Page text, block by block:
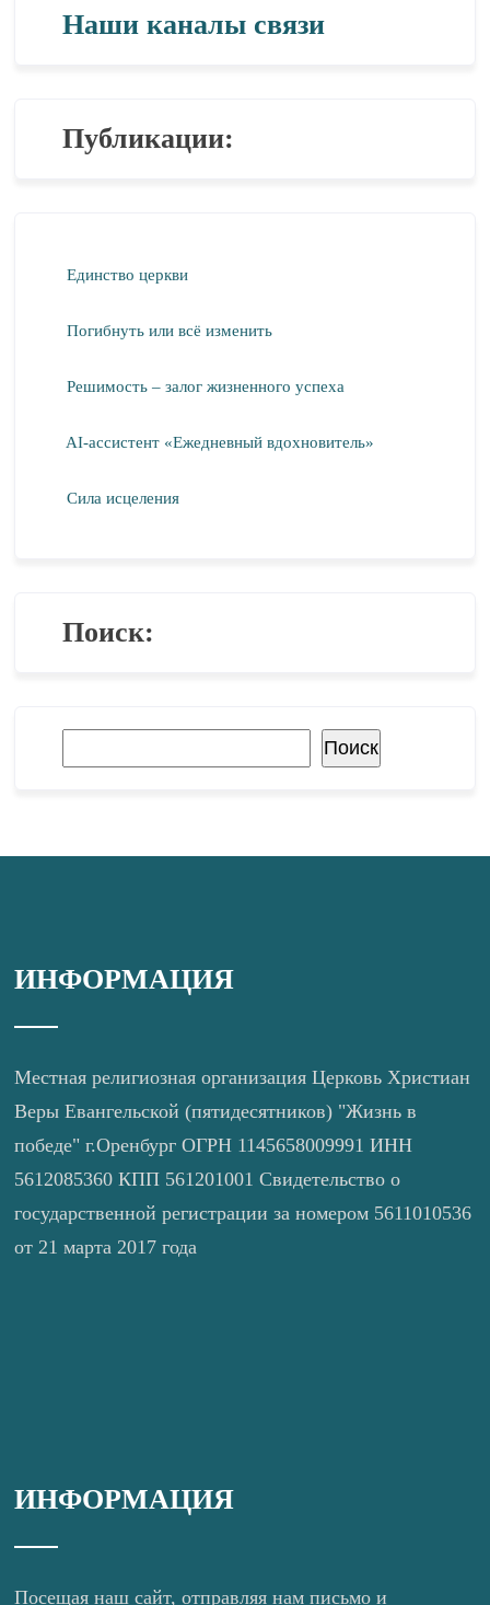
Наши каналы связи
Публикации:
Единство церкви
Погибнуть или всё изменить
Решимость – залог жизненного успеха
AI-ассистент «Ежедневный вдохновитель»
Сила исцеления
Поиск:
Поиск
ИНФОРМАЦИЯ
Местная религиозная организация Церковь Христиан
Веры Евангельской (пятидесятников) "Жизнь в
победе" г.Оренбург ОГРН 1145658009991 ИНН
5612085360 КПП 561201001 Свидетельство о
государственной регистрации за номером 5611010536
от 21 марта 2017 года
ИНФОРМАЦИЯ
Посещая наш сайт, отправляя нам письмо и